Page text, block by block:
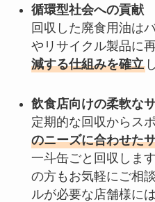
循環型社会への貢献
回収した廃食用油は
やリサイクル製品に再
減する仕組みを確立
飲食店向けの柔軟な
定期的な回収からス
のニーズに合わせた
一斗缶ごと回収しま
の方もお気軽にご相
ルが必要な店舗様に